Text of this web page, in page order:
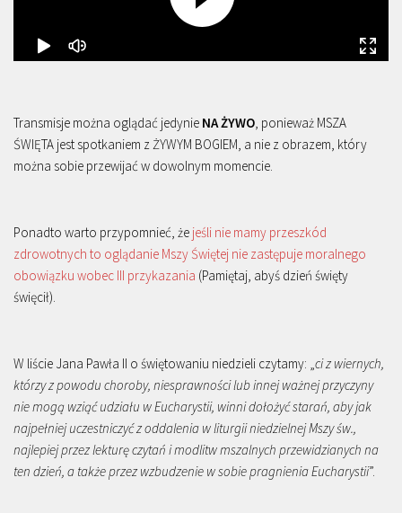
Transmisje można oglądać jedynie NA ŻYWO, ponieważ MSZA
ŚWIĘTA jest spotkaniem z ŻYWYM BOGIEM, a nie z obrazem, który
można sobie przewijać w dowolnym momencie.
Ponadto warto przypomnieć, że jeśli nie mamy przeszkód
zdrowotnych to oglądanie Mszy Świętej nie zastępuje moralnego
obowiązku wobec III przykazania (Pamiętaj, abyś dzień święty
święcił).
W liście Jana Pawła II o świętowaniu niedzieli czytamy: „ci z wiernych,
którzy z powodu choroby, niesprawności lub innej ważnej przyczyny
nie mogą wziąć udziału w Eucharystii, winni dołożyć starań, aby jak
najpełniej uczestniczyć z oddalenia w liturgii niedzielnej Mszy św.,
najlepiej przez lekturę czytań i modlitw mszalnych przewidzianych na
ten dzień, a także przez wzbudzenie w sobie pragnienia Eucharystii”.